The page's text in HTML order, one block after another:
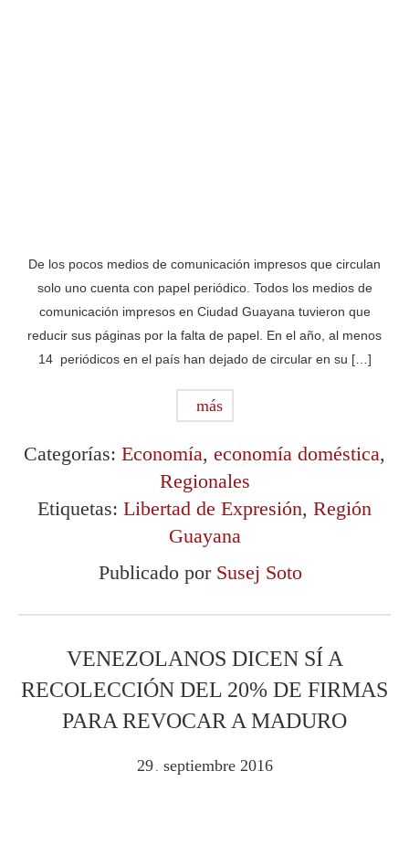
De los pocos medios de comunicación impresos que circulan
solo uno cuenta con papel periódico. Todos los medios de
comunicación impresos en Ciudad Guayana tuvieron que
reducir sus páginas por la falta de papel. En el año, al menos
14 periódicos en el país han dejado de circular en su […]
más
Categorías: Economía, economía doméstica,
Regionales
Etiquetas: Libertad de Expresión, Región
Guayana
Publicado por Susej Soto
VENEZOLANOS DICEN SÍ A
RECOLECCIÓN DEL 20% DE FIRMAS
PARA REVOCAR A MADURO
29 septiembre 2016